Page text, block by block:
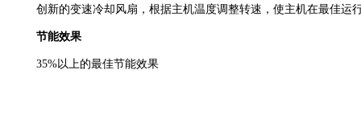
创新的变速冷却风扇，根据主机温度调整转速，使主机在最佳运
节能效果
35%以上的最佳节能效果